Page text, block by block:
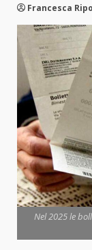
Francesca
Nel 2025 le